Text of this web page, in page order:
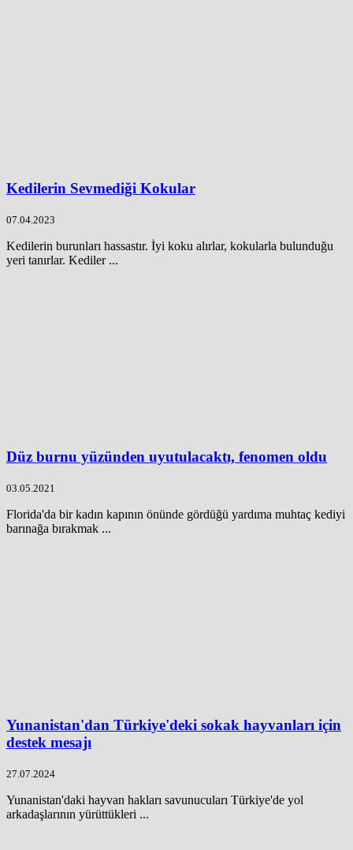
Kedilerin Sevmediği Kokular
07.04.2023
Kedilerin burunları hassastır. İyi koku alırlar, kokularla bulunduğu
yeri tanırlar. Kediler ...
Düz burnu yüzünden uyutulacaktı, fenomen oldu
03.05.2021
Florida'da bir kadın kapının önünde gördüğü yardıma muhtaç kediyi
barınağa bırakmak ...
Yunanistan'dan Türkiye'deki sokak hayvanları için
destek mesajı
27.07.2024
Yunanistan'daki hayvan hakları savunucuları Türkiye'de yol
arkadaşlarının yürüttükleri ...